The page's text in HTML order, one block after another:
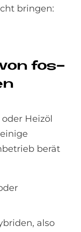
bringen:
von fos­
Heizöl
berät
also